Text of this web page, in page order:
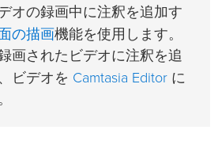
オの録画中に注釈を追加す
の描画機能を使用します。
画されたビデオに注釈を追
ビデオを Camtasia Editor に